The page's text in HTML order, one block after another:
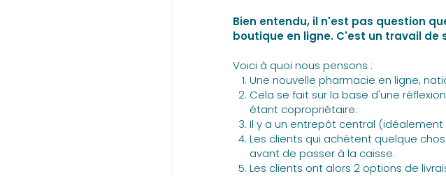
Bien entendu, il n'est pas question
boutique en ligne. C'est un travail de
Voici à quoi nous pensons :
Une nouvelle pharmacie en ligne,
Cela se fait sur la base d'une
étant copropriétaire.
Il y a un entrepôt central
Les clients qui achètent quelque
avant de passer à la caisse.
Les clients ont alors 2 options de